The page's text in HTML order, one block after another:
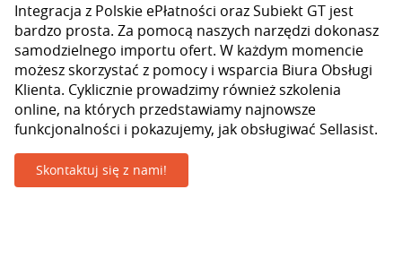
Integracja z Polskie ePłatności oraz Subiekt GT jest
bardzo prosta. Za pomocą naszych narzędzi dokonasz
samodzielnego importu ofert. W każdym momencie
możesz skorzystać z pomocy i wsparcia Biura Obsługi
Klienta. Cyklicznie prowadzimy również szkolenia
online, na których przedstawiamy najnowsze
funkcjonalności i pokazujemy, jak obsługiwać Sellasist.
Skontaktuj się z nami!